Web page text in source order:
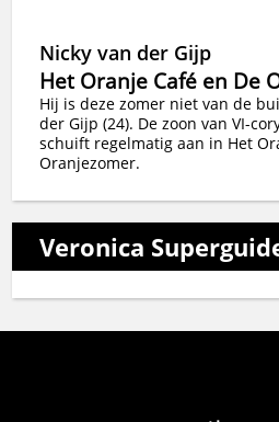
Nicky van der Gijp
Het Oranje Café en De
Hij is deze zomer niet van de
der Gijp (24). De zoon van VI-
schuift regelmatig aan in Het
Oranjezomer.
Veronica